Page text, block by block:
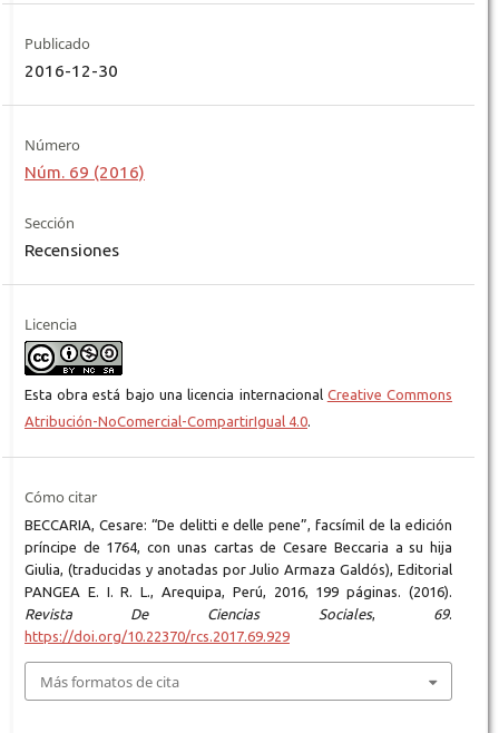
Publicado
2016-12-30
Número
Núm. 69 (2016)
Sección
Recensiones
Licencia
Esta obra está bajo una licencia internacional Creative Commons
Atribución-NoComercial-CompartirIgual 4.0.
Cómo citar
BECCARIA, Cesare: “De delitti e delle pene”, facsímil de la edición
príncipe de 1764, con unas cartas de Cesare Beccaria a su hija
Giulia, (traducidas y anotadas por Julio Armaza Galdós), Editorial
PANGEA E. I. R. L., Arequipa, Perú, 2016, 199 páginas. (2016).
Revista De Ciencias Sociales, 69.
https://doi.org/10.22370/rcs.2017.69.929
Más formatos de cita